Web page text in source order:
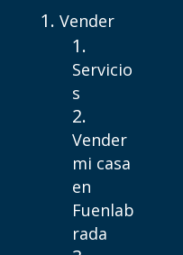
Vender
Servicio
s
Vender
mi casa
en
Fuenlab
rada